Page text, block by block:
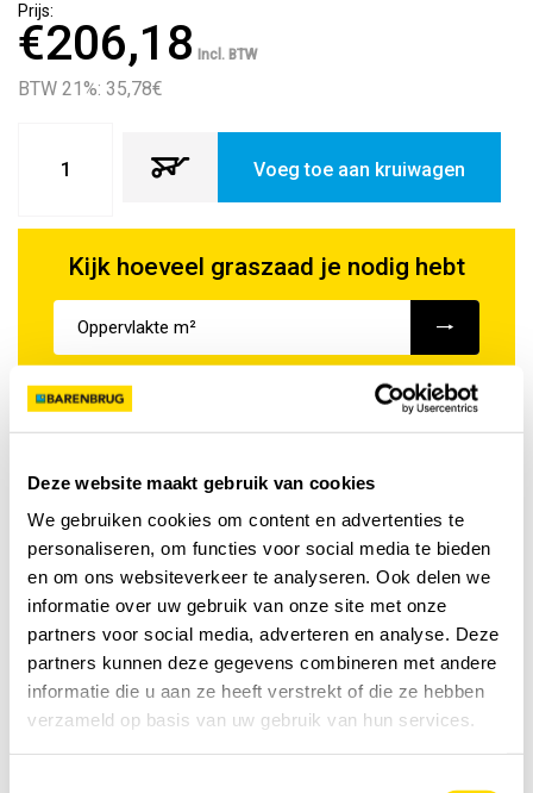
Deze website maakt gebruik van cookies
We gebruiken cookies om content en advertenties te
personaliseren, om functies voor social media te bieden
en om ons websiteverkeer te analyseren. Ook delen we
informatie over uw gebruik van onze site met onze
partners voor social media, adverteren en analyse. Deze
partners kunnen deze gegevens combineren met andere
informatie die u aan ze heeft verstrekt of die ze hebben
verzameld op basis van uw gebruik van hun services.
Prijs:
€206,18Incl. BTW
BTW 21%: 35,78€
Voeg toe aan kruiwagen
Kijk hoeveel graszaad je nodig hebt
Je hebt nodig Voeg toe aan kruiwagen
Specificatie
Details
Feedback
Video